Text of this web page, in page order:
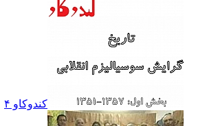
کندوکاو ۴